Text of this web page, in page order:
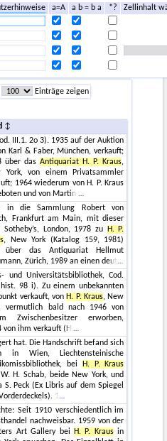
a=A a b = b a *?
Zellinhalt
Einträge zeigen
III.1. 2o 3). 1935 auf der Auktion
Karl & Faber, München, verkauft;
über dasAntiquariat H. P. Kraus,
York, von einem Privatsammler
1964 wiederum von H. P. Kraus
und von Martin
in die Sammlung Robert von
Frankfurt am Main, mit dieser
Sotheby’s, London, 1978 zu
H. P.
, New York (Katalog 159, 1981)
über das Antiquariat Hellmut
Zürich, 1989 an einen deut
und Universitätsbibliothek, Cod.
98 i). Zu einem unbekannten
verkauft, von H. P. Kraus, New
vermutlich bald nach 1946 von
Zwischenbesitzer erworben,
von ihm verkauft (H.
hat. Die Handschrift befand sich
in Wien, Liechtensteinische
bei
H. P. Kraus
H. Schab, beide New York, und
S. Peck (Ex Libris auf dem Spiegel
1
Seit 1910 verschiedentlich im
nachweisbar. 1959 von der
Art Gallery bei
H. P. Krausin